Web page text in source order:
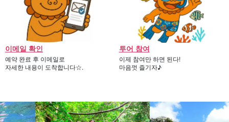
이메일 확인
예약 완료 후 이메일로
자세한 내용이 도착합니다☆.
투어 참여
이제 참여만 하면 된다!
마음껏 즐기자♪